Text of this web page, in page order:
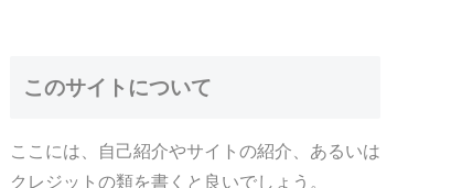
このサイトについて
ここには、自己紹介やサイトの紹介、あるいは
クレジットの類を書くと良いでしょう。